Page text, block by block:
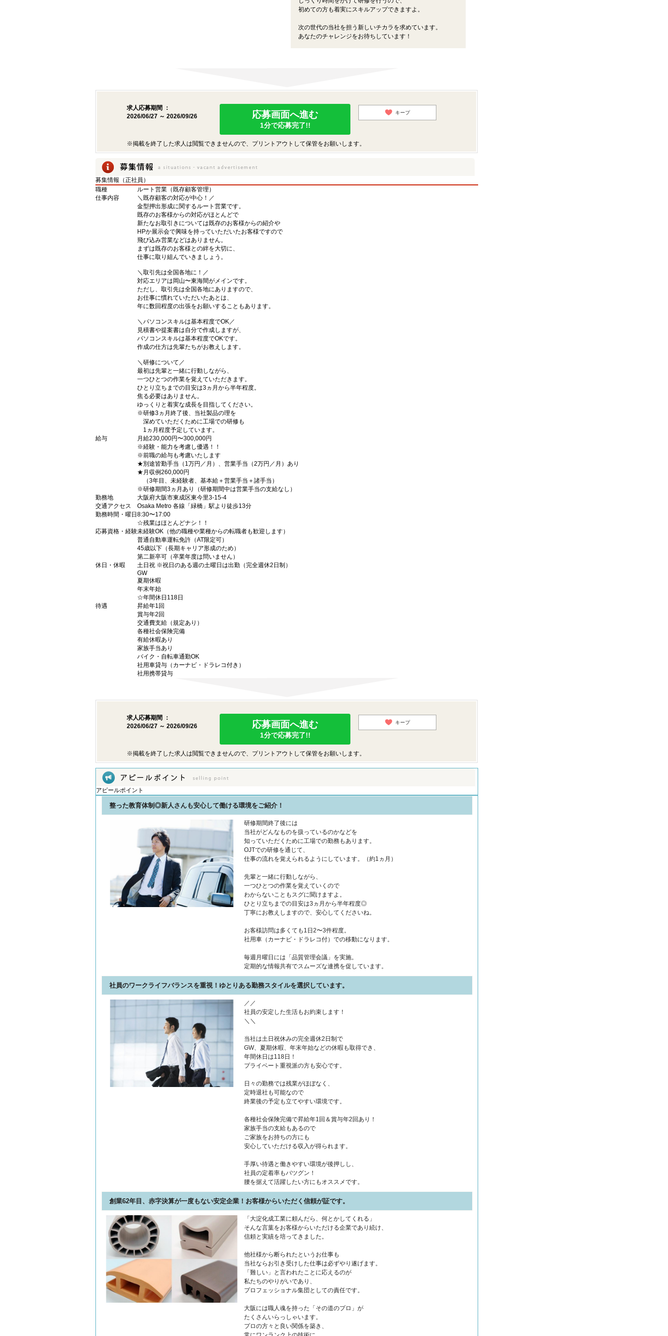
初めての方も着実にスキルアップできますよ。
次の世代の当社を担う新しいチカラを求めています。
あなたのチャレンジをお待ちしています！
求人応募期間 ：
2026/06/27 ～ 2026/09/26
応募画面へ進む
1分で応募完了!!
キープ
※掲載を終了した求人は閲覧できませんので、プリントアウトして保管をお願いします。
募集情報（正社員）
職種
ルート営業（既存顧客管理）
仕事内容
＼既存顧客の対応が中心！／
金型押出形成に関するルート営業です。
既存のお客様からの対応がほとんどで
新たなお取引きについては既存のお客様からの紹介や
HPか展示会で興味を持っていただいたお客様ですので
飛び込み営業などはありません。
まずは既存のお客様との絆を大切に、
仕事に取り組んでいきましょう。
＼取引先は全国各地に！／
対応エリアは岡山〜東海間がメインです。
ただし、取引先は全国各地にありますので、
お仕事に慣れていただいたあとは、
年に数回程度の出張をお願いすることもあります。
＼パソコンスキルは基本程度でOK／
見積書や提案書は自分で作成しますが、
パソコンスキルは基本程度でOKです。
作成の仕方は先輩たちがお教えします。
＼研修について／
最初は先輩と一緒に行動しながら、
一つひとつの作業を覚えていただきます。
ひとり立ちまでの目安は3ヵ月から半年程度。
焦る必要はありません。
ゆっくりと着実な成長を目指してください。
※研修3ヵ月終了後、当社製品の理を
深めていただくために工場での研修も
1ヵ月程度予定しています。
給与
月給230,000円〜300,000円
※経験・能力を考慮し優遇！！
※前職の給与も考慮いたします
★別途皆勤手当（1万円／月）、営業手当（2万円／月）あり
★月収例260,000円
（3年目、未経験者、基本給＋営業手当＋諸手当）
※研修期間3ヵ月あり（研修期間中は営業手当の支給なし）
勤務地
大阪府大阪市東成区東今里3-15-4
交通アクセス
Osaka Metro 各線「緑橋」駅より徒歩13分
勤務時間・曜日 8:30〜17:00
☆残業はほとんどナシ！！
応募資格・経験未経験OK（他の職種や業種からの転職者も歓迎します）
普通自動車運転免許（AT限定可）
45歳以下（長期キャリア形成のため）
第二新卒可（卒業年度は問いません）
休日・休暇
土日祝 ※祝日のある週の土曜日は出勤（完全週休2日制）
GW
夏期休暇
年末年始
☆年間休日118日
待遇
昇給年1回
賞与年2回
交通費支給（規定あり）
各種社会保険完備
有給休暇あり
家族手当あり
バイク・自転車通勤OK
社用車貸与（カーナビ・ドラレコ付き）
社用携帯貸与
求人応募期間 ：
2026/06/27 ～ 2026/09/26
応募画面へ進む
1分で応募完了!!
キープ
※掲載を終了した求人は閲覧できませんので、プリントアウトして保管をお願いします。
アピールポイント
整った教育体制◎新人さんも安心して働ける環境をご紹介！
研修期間終了後には
当社がどんなものを扱っているのかなどを
知っていただくために工場での勤務もあります。
OJTでの研修を通じて、
仕事の流れを覚えられるようにしています。（約1ヵ月）
先輩と一緒に行動しながら、
一つひとつの作業を覚えていくので
わからないこともスグに聞けますよ。
ひとり立ちまでの目安は3ヵ月から半年程度◎
丁寧にお教えしますので、安心してくださいね。
お客様訪問は多くても1日2〜3件程度。
社用車（カーナビ・ドラレコ付）での移動になります。
毎週月曜日には「品質管理会議」を実施。
定期的な情報共有でスムーズな連携を促しています。
社員のワークライフバランスを重視！ゆとりある勤務スタイルを選択しています。
／／
社員の安定した生活もお約束します！
＼＼
当社は土日祝休みの完全週休2日制で
GW、夏期休暇、年末年始などの休暇も取得でき、
年間休日は118日！
プライベート重視派の方も安心です。
日々の勤務では残業がほぼなく、
定時退社も可能なので
終業後の予定も立てやすい環境です。
各種社会保険完備で昇給年1回＆賞与年2回あり！
家族手当の支給もあるので
ご家族をお持ちの方にも
安心していただける収入が得られます。
手厚い待遇と働きやすい環境が後押しし、
社員の定着率もバツグン！
腰を据えて活躍したい方にもオススメです。
創業62年目、赤字決算が一度もない安定企業！お客様からいただく信頼が証です。
「大淀化成工業に頼んだら、何とかしてくれる」
そんな言葉をお客様からいただける企業であり続け、
信頼と実績を培ってきました。
他社様から断られたというお仕事も
当社ならお引き受けした仕事は必ずやり遂げます。
「難しい」と言われたことに応えるのが
私たちのやりがいであり、
プロフェッショナル集団としての責任です。
大阪には職人魂を持った「その道のプロ」が
たくさんいらっしゃいます。
プロの方々と良い関係を築き、